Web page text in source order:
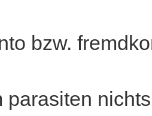
bzw.
parasiten